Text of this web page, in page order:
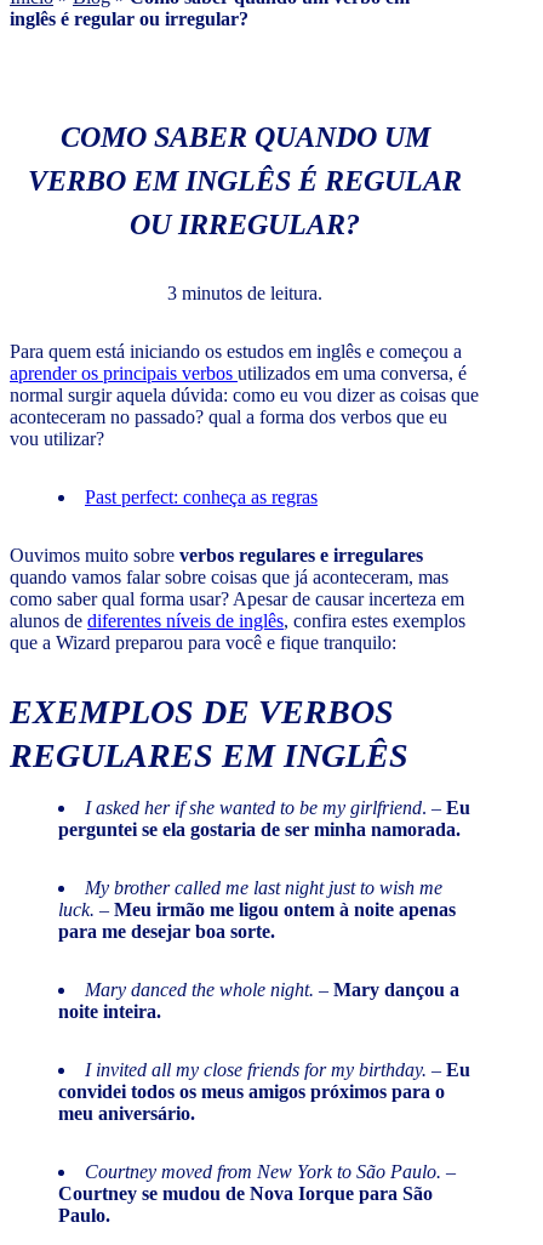
inglês é regular ou irregular?
COMO SABER QUANDO UM
VERBO EM INGLÊS É REGULAR
OU IRREGULAR?
3 minutos de leitura.
Para quem está iniciando os estudos em inglês e começou a
aprender os principais verbos utilizados em uma conversa, é
normal surgir aquela dúvida: como eu vou dizer as coisas que
aconteceram no passado? qual a forma dos verbos que eu
vou utilizar?
Past perfect: conheça as regras
Ouvimos muito sobre verbos regulares e irregulares
quando vamos falar sobre coisas que já aconteceram, mas
como saber qual forma usar? Apesar de causar incerteza em
alunos de diferentes níveis de inglês, confira estes exemplos
que a Wizard preparou para você e fique tranquilo:
EXEMPLOS DE VERBOS
REGULARES EM INGLÊS
I asked her if she wanted to be my girlfriend. – Eu
perguntei se ela gostaria de ser minha namorada.
My brother called me last night just to wish me
luck. – Meu irmão me ligou ontem à noite apenas
para me desejar boa sorte.
Mary danced the whole night. – Mary dançou a
noite inteira.
I invited all my close friends for my birthday. – Eu
convidei todos os meus amigos próximos para o
meu aniversário.
Courtney moved from New York to São Paulo. –
Courtney se mudou de Nova Iorque para São
Paulo.